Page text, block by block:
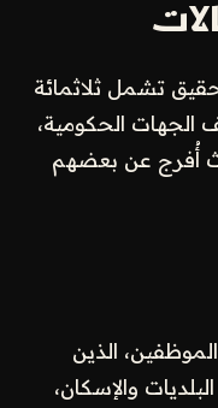
تشمل ثلاثمائة
الحكومية،
أُفرج عن بعضهم
الذين
والإسكان،